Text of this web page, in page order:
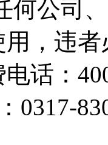
公司
，违
电话：
0317-